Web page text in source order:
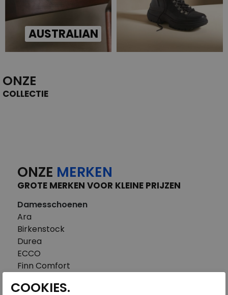
AUSTRALIAN
ONZE
COLLECTIE
ONZE MERKEN
GROTE MERKEN VOOR KLEINE PRIJZEN
Damesschoenen
Ara
Birkenstock
Durea
ECCO
Finn Comfort
Gabor
COOKIES.